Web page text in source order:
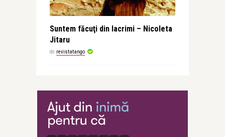
Suntem făcuţi din lacrimi – Nicoleta
Jitaru
de revistatango